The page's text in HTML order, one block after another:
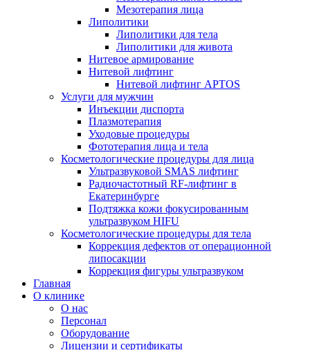
Мезотерапия лица
Липолитики
Липолитики для тела
Липолитики для живота
Нитевое армирование
Нитевой лифтинг
Нитевой лифтинг APTOS
Услуги для мужчин
Инъекции диспорта
Плазмотерапия
Уходовые процедуры
Фототерапия лица и тела
Косметологические процедуры для лица
Ультразвуковой SMAS лифтинг
Радиочастотный RF-лифтинг в
Екатеринбурге
Подтяжка кожи фокусированным
ультразвуком HIFU
Косметологические процедуры для тела
Коррекция дефектов от операционной
липосакции
Коррекция фигуры ультразвуком
Главная
О клинике
О нас
Персонал
Оборудование
Лицензии и сертификаты